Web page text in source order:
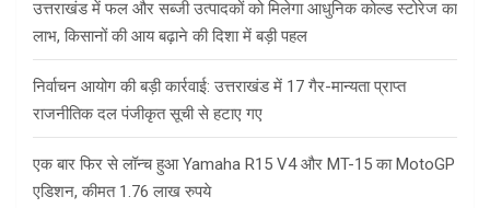
उत्तराखंड में फल और सब्जी उत्पादकों को मिलेगा आधुनिक कोल्ड स्टोरेज का
लाभ, किसानों की आय बढ़ाने की दिशा में बड़ी पहल
निर्वाचन आयोग की बड़ी कार्रवाई: उत्तराखंड में 17 गैर-मान्यता प्राप्त
राजनीतिक दल पंजीकृत सूची से हटाए गए
एक बार फिर से लॉन्च हुआ Yamaha R15 V4 और MT-15 का MotoGP
एडिशन, कीमत 1.76 लाख रुपये